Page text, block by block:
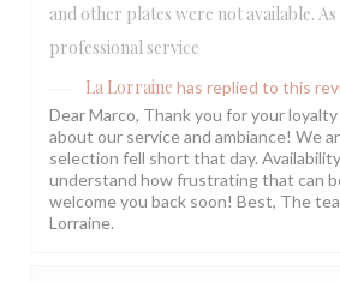
and other plates were not available.
professional service
La Lorraine has replied to this
Dear Marco, Thank you for your
about our service and ambiance! We
selection fell short that day.
understand how frustrating that can
welcome you back soon! Best, The
Lorraine.